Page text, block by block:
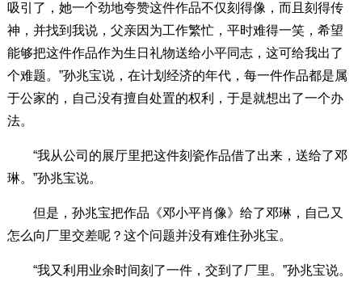
吸引了，她一个劲地夸赞这件作品不仅刻得像，而且刻得传
神，并找到我说，父亲因为工作繁忙，平时难得一笑，希望
能够把这件作品作为生日礼物送给小平同志，这可给我出了
个难题。”孙兆宝说，在计划经济的年代，每一件作品都是属
于公家的，自己没有擅自处置的权利，于是就想出了一个办
法。
“我从公司的展厅里把这件刻瓷作品借了出来，送给了邓
琳。”孙兆宝说。
但是，孙兆宝把作品《邓小平肖像》给了邓琳，自己又
怎么向厂里交差呢？这个问题并没有难住孙兆宝。
“我又利用业余时间刻了一件，交到了厂里。”孙兆宝说。